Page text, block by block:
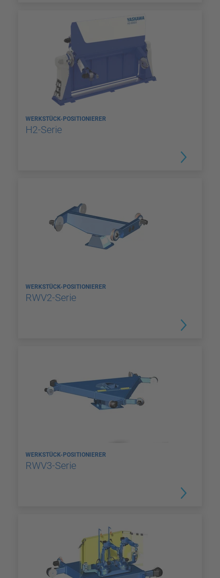
WERKSTÜCK-POSITIONIERER
H2-Serie
WERKSTÜCK-POSITIONIERER
RWV2-Serie
WERKSTÜCK-POSITIONIERER
RWV3-Serie